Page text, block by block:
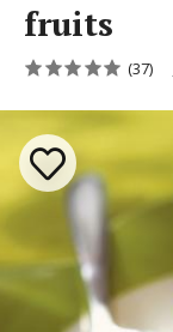
fruits
(37)